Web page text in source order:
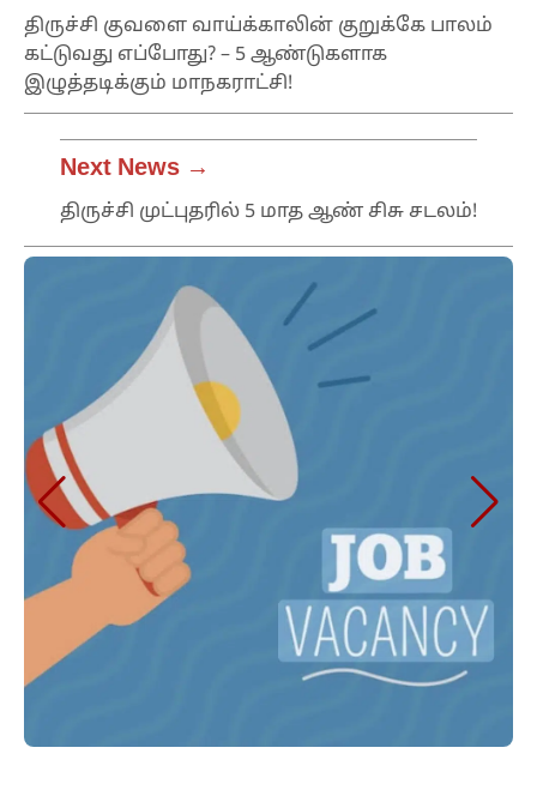
திருச்சி குவளை வாய்க்காலின் குறுக்கே பாலம்
கட்டுவது எப்போது? – 5 ஆண்டுகளாக
இழுத்தடிக்கும் மாநகராட்சி!
Next News →
திருச்சி முட்புதரில் 5 மாத ஆண் சிசு சடலம்!